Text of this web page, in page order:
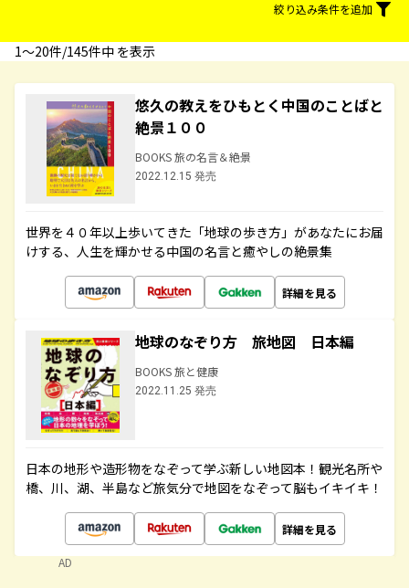
絞り込み条件を追加
1〜20件/145件中 を表示
悠久の教えをひもとく中国のことばと
絶景１００
BOOKS 旅の名言＆絶景
2022.12.15 発売
世界を４０年以上歩いてきた「地球の歩き方」があなたにお届
けする、人生を輝かせる中国の名言と癒やしの絶景集
詳細を見る
地球のなぞり方 旅地図 日本編
BOOKS 旅と健康
2022.11.25 発売
日本の地形や造形物をなぞって学ぶ新しい地図本！観光名所や
橋、川、湖、半島など旅気分で地図をなぞって脳もイキイキ！
詳細を見る
AD